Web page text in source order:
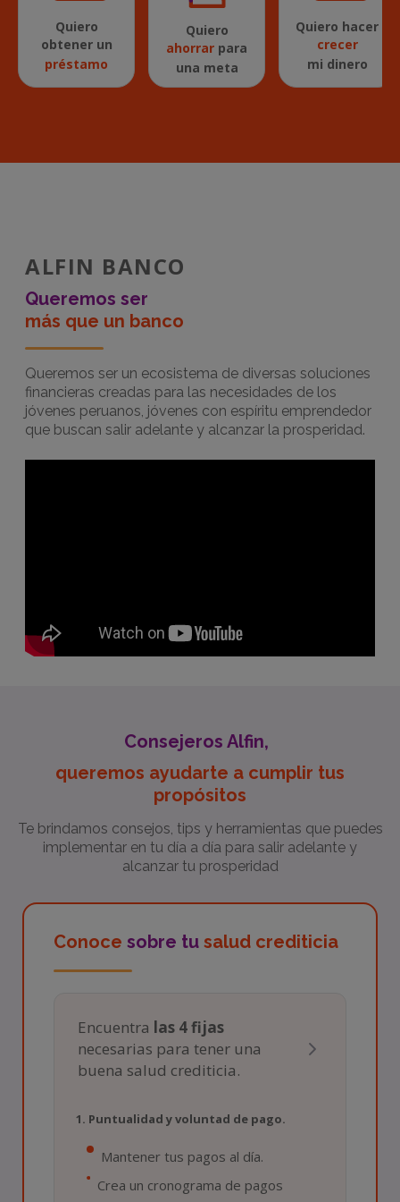
Quiero
obtener un
préstamo
Quiero
ahorrar para
una meta
Quiero hacer
crecer
mi dinero
ALFIN BANCO
Queremos ser
más que un banco
Queremos ser un ecosistema de diversas soluciones
financieras creadas para las necesidades de los
jóvenes peruanos, jóvenes con espíritu emprendedor
que buscan salir adelante y alcanzar la prosperidad.
Consejeros Alfin,
queremos ayudarte a cumplir tus
propósitos
Te brindamos consejos, tips y herramientas que puedes
implementar en tu día a día para salir adelante y
alcanzar tu prosperidad
Conoce sobre tu salud crediticia
Encuentra las 4 fijas
necesarias para tener una
buena salud crediticia.
1. Puntualidad y voluntad de pago.
Mantener tus pagos al día.
Crea un cronograma de pagos